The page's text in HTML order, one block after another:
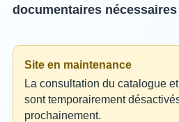
documentaires nécessaires
Site en maintenance
La consultation du catalogue
sont temporairement
prochainement.